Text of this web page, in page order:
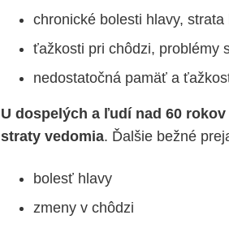
chronické bolesti hlavy, strata
ťažkosti pri chôdzi, problémy
nedostatočná pamäť a
U dospelých a ľudí nad 60 rokov
straty vedomia. Ďalšie bežné
bolesť hlavy
zmeny v chôdzi